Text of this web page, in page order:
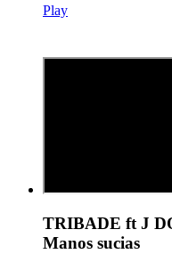
Play
TRIBADE ft J
Manos sucias